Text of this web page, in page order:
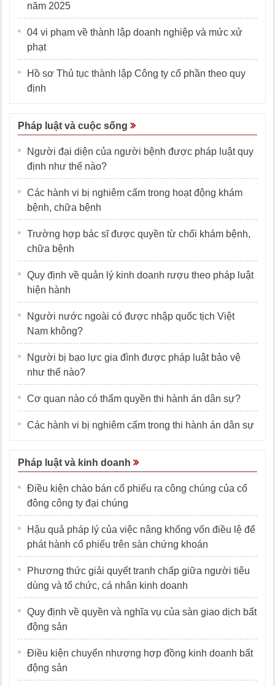
năm 2025
04 vi phạm về thành lập doanh nghiệp và mức xử
phạt
Hồ sơ Thủ tục thành lập Công ty cổ phần theo quy
định
Pháp luật và cuộc sống
Người đại diện của người bệnh được pháp luật quy
định như thế nào?
Các hành vi bị nghiêm cấm trong hoạt động khám
bệnh, chữa bệnh
Trường hợp bác sĩ được quyền từ chối khám bệnh,
chữa bệnh
Quy định về quản lý kinh doanh rượu theo pháp luật
hiện hành
Người nước ngoài có được nhập quốc tịch Việt
Nam không?
Người bị bạo lực gia đình được pháp luật bảo vệ
như thế nào?
Cơ quan nào có thẩm quyền thi hành án dân sự?
Các hành vi bị nghiêm cấm trong thi hành án dân sự
Pháp luật và kinh doanh
Điều kiện chào bán cổ phiếu ra công chúng của cổ
đông công ty đại chúng
Hậu quả pháp lý của việc nâng khống vốn điều lệ để
phát hành cổ phiếu trên sàn chứng khoán
Phương thức giải quyết tranh chấp giữa người tiêu
dùng và tổ chức, cá nhân kinh doanh
Quy định về quyền và nghĩa vụ của sàn giao dịch bất
động sản
Điều kiện chuyển nhượng hợp đồng kinh doanh bất
động sản